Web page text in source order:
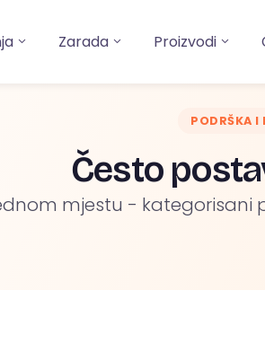
Zarada Proizvodi
PODRŠKA I
Često
mjestu - kategorisani